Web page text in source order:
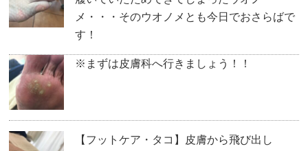
メ・・・そのウオノメとも今日でおさらばで
す！
※まずは皮膚科へ行きましょう！！
【フットケア・タコ】皮膚から飛び出し